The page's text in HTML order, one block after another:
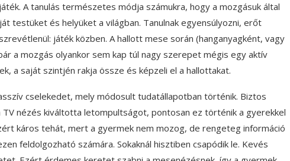
A tanulás természetes módja számukra, hogy a mozgásuk által
testüket és helyüket a világban. Tanulnak egyensúlyozni, erőt
játék közben. A hallott mese során (hanganyagként, vagy
a mozgás olyankor sem kap túl nagy szerepet mégis egy aktív
a saját szintjén rakja össze és képzeli el a hallottakat.
cselekedet, mely módosult tudatállapotban történik. Biztos
TV nézés kiváltotta letompultságot, pontosan ez történik a gyerekkel
káros tehát, mert a gyermek nem mozog, de rengeteg információ
feldolgozható számára. Sokaknál hisztiben csapódik le. Kevés